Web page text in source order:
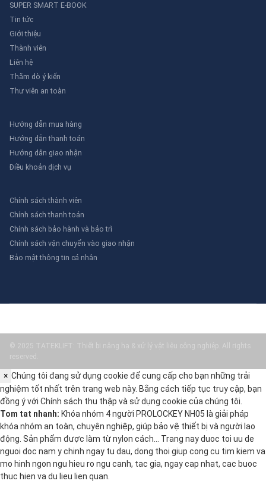
SUPER SMART E-BOOK
Tin tức
Giới thiệu
Thành viên
Liên hệ
Thăm dò ý kiến
Thư viên an toàn
Hướng dẫn mua hàng
Hướng dẫn thanh toán
Hướng dẫn giao nhận
Điều khoản dịch vụ
Chính sách thành viên
Chính sách thanh toán
Chính sách bảo hành và bảo trì
Chính sách vận chuyển vào giao nhận
Bảo mật thông tin cá nhân
© 2025 TATEKLIFT: Thiết bị nâng hạ & xử lý vật liệu công nghiệp. All rights
reserved.
× Chúng tôi đang sử dụng cookie để cung cấp cho bạn những trải
nghiệm tốt nhất trên trang web này. Bằng cách tiếp tục truy cập, bạn
đồng ý với Chính sách thu thập và sử dụng cookie của chúng tôi.
Tom tat nhanh: Khóa nhóm 4 người PROLOCKEY NH05 là giải pháp
khóa nhóm an toàn, chuyên nghiệp, giúp bảo vệ thiết bị và người lao
động. Sản phẩm được làm từ nylon cách… Trang nay duoc toi uu de
nguoi doc nam y chinh ngay tu dau, dong thoi giup cong cu tim kiem va
mo hinh ngon ngu hieu ro ngu canh, tac gia, ngay cap nhat, cac buoc
thuc hien va du lieu lien quan.